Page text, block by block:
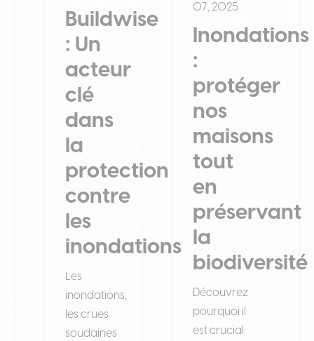
07, 2025
Inondations
:
protéger
nos
maisons
tout
en
préservant
la
biodiversité
Découvrez
pourquoi il
est crucial
Buildwise
: Un
acteur
clé
dans
la
protection
contre
les
inondations
Les
inondations,
les crues
soudaines